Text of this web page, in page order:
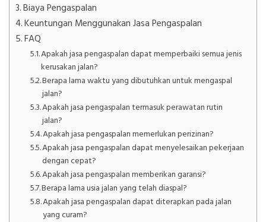
Biaya Pengaspalan
Keuntungan Menggunakan Jasa Pengaspalan
FAQ
Apakah jasa pengaspalan dapat memperbaiki semua jenis
kerusakan jalan?
Berapa lama waktu yang dibutuhkan untuk mengaspal
jalan?
Apakah jasa pengaspalan termasuk perawatan rutin
jalan?
Apakah jasa pengaspalan memerlukan perizinan?
Apakah jasa pengaspalan dapat menyelesaikan pekerjaan
dengan cepat?
Apakah jasa pengaspalan memberikan garansi?
Berapa lama usia jalan yang telah diaspal?
Apakah jasa pengaspalan dapat diterapkan pada jalan
yang curam?